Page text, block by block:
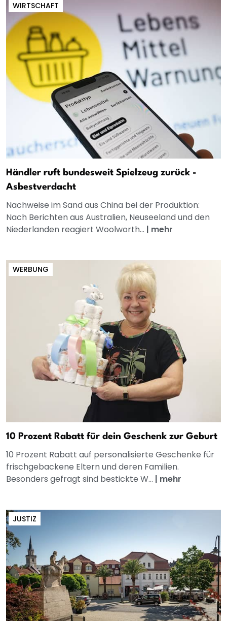
WIRTSCHAFT
Händler ruft bundesweit Spielzeug zurück -
Asbestverdacht
Nachweise im Sand aus China bei der Produktion:
Nach Berichten aus Australien, Neuseeland und den
Niederlanden reagiert Woolworth... | mehr
WERBUNG
10 Prozent Rabatt für dein Geschenk zur Geburt
10 Prozent Rabatt auf personalisierte Geschenke für
frischgebackene Eltern und deren Familien.
Besonders gefragt sind bestickte W... | mehr
JUSTIZ